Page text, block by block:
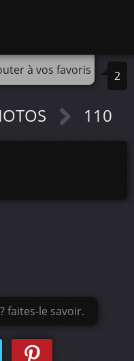
à vos favoris 2
110
faites-le savoir.